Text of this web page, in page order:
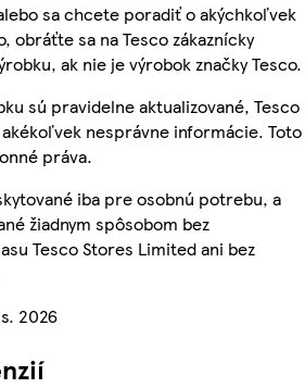
sa chcete poradiť o akýchkoľvek
obráťte sa na Tesco zákaznícky
ak nie je výrobok značky Tesco.
sú pravidelne aktualizované, Tesco
nesprávne informácie. Toto
práva.
iba pre osobnú potrebu, a
žiadnym spôsobom bez
Tesco Stores Limited ani bez
2026